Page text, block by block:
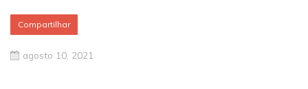
Compartilhar
agosto 10, 2021